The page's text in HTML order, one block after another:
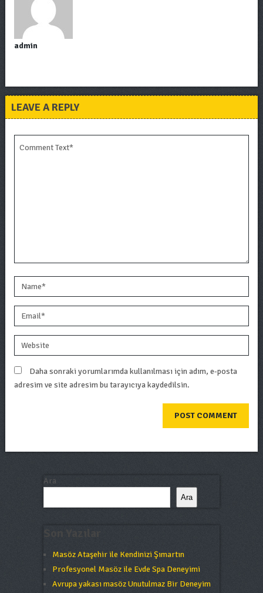
admin
LEAVE A REPLY
Daha sonraki yorumlarımda kullanılması için adım, e-posta
adresim ve site adresim bu tarayıcıya kaydedilsin.
Ara
Ara
Masöz Ataşehir ile Kendinizi Şımartın
Profesyonel Masöz ile Evde Spa Deneyimi
Avrupa yakası masöz Unutulmaz Bir Deneyim